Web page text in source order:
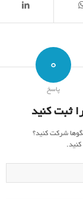
0
پاسخ
ثبت کنید
شرکت کنید؟